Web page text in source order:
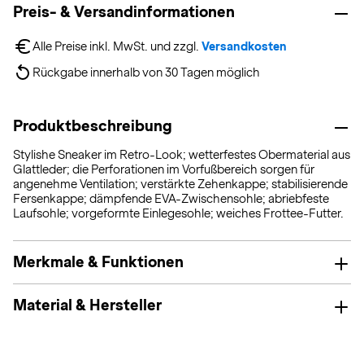
Preis- & Versandinformationen
Alle Preise inkl. MwSt. und zzgl. Versandkosten
Rückgabe innerhalb von 30 Tagen möglich
Produktbeschreibung
Stylishe Sneaker im Retro-Look; wetterfestes Obermaterial aus
Glattleder; die Perforationen im Vorfußbereich sorgen für
angenehme Ventilation; verstärkte Zehenkappe; stabilisierende
Fersenkappe; dämpfende EVA-Zwischensohle; abriebfeste
Laufsohle; vorgeformte Einlegesohle; weiches Frottee-Futter.
Merkmale & Funktionen
Material & Hersteller